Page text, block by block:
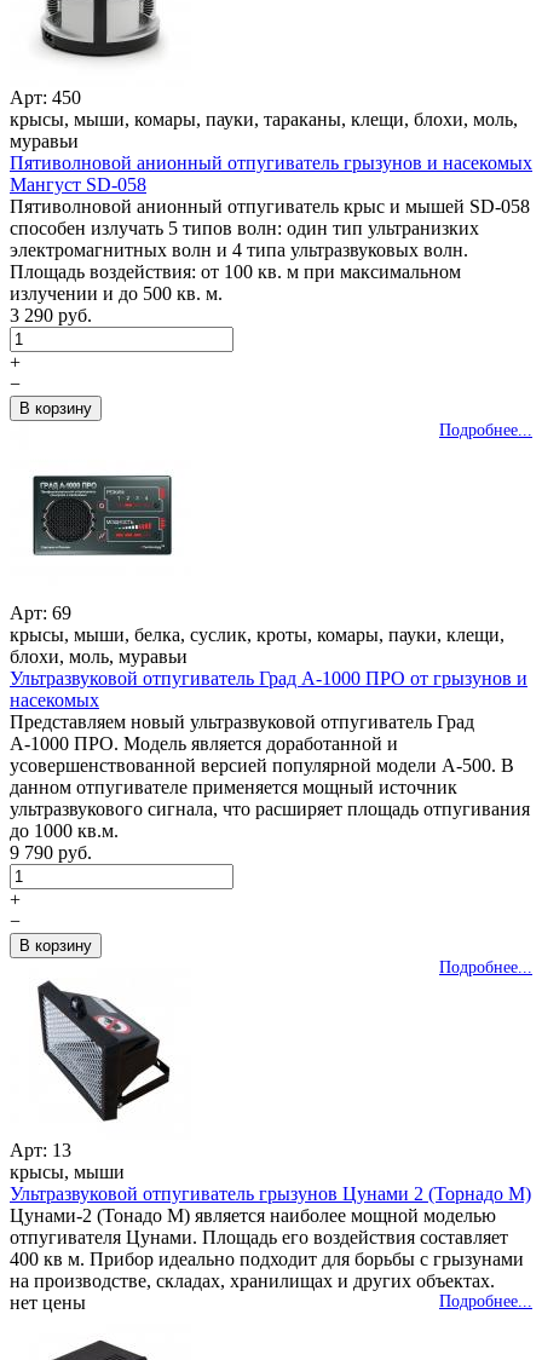
Арт: 450
крысы, мыши, комары, пауки, тараканы, клещи, блохи, моль,
муравьи
Пятиволновой анионный отпугиватель грызунов и насекомых
Мангуст SD-058
Пятиволновой анионный отпугиватель крыс и мышей SD-058
способен излучать 5 типов волн: один тип ультранизких
электромагнитных волн и 4 типа ультразвуковых волн.
Площадь воздействия: от 100 кв. м при максимальном
излучении и до 500 кв. м.
3 290 руб.
+
−
Подробнее...
Арт: 69
крысы, мыши, белка, суслик, кроты, комары, пауки, клещи,
блохи, моль, муравьи
Ультразвуковой отпугиватель Град А-1000 ПРО от грызунов и
насекомых
Представляем новый ультразвуковой отпугиватель Град
А-1000 ПРО. Модель является доработанной и
усовершенствованной версией популярной модели А-500. В
данном отпугивателе применяется мощный источник
ультразвукового сигнала, что расширяет площадь отпугивания
до 1000 кв.м.
9 790 руб.
+
−
Подробнее...
Арт: 13
крысы, мыши
Ультразвуковой отпугиватель грызунов Цунами 2 (Торнадо М)
Цунами-2 (Тонадо М) является наиболее мощной моделью
отпугивателя Цунами. Площадь его воздействия составляет
400 кв м. Прибор идеально подходит для борьбы с грызунами
на производстве, складах, хранилищах и других объектах.
нет цены
Подробнее...